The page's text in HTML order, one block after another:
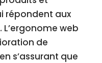
répondent aux
web
de
s’assurant que